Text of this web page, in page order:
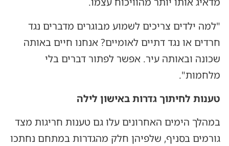
"למה ילדים צריכים לשמוע מבוגרים מדברים נגד
חרדים או נגד דתיים לאומיים? אנחנו חיים באותה
שכונה ובאותה עיר. אפשר לפתור דברים בלי
מלחמות".
טענות לחיתוך גדרות באישון לילה
במהלך הימים האחרונים עלו גם טענות חריגות מצד
גורמים בסניף, שלפיהן חלק מהגדרות במתחם נחתכו